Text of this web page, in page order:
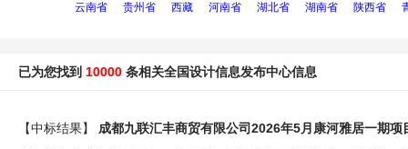
云南省 贵州省 西藏 河南省 湖北省 湖南省 陕西省
已为您找到 10000 条相关全国设计信息发布中心信息
【中标结果】 成都九联汇丰商贸有限公司2026年5月康河雅居一期